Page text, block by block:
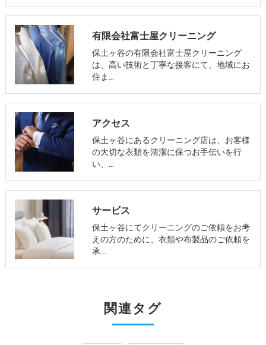
有限会社富士屋クリーニング
保土ヶ谷の有限会社富士屋クリーニング
は、高い技術と丁寧な接客にて、地域にお
住ま…
アクセス
保土ヶ谷にあるクリーニング店は、お客様
の大切な衣類を清潔に保つお手伝いを行
い、…
サービス
保土ヶ谷にてクリーニングのご依頼をお考
えの方のために、衣類や布製品のご依頼を
承…
関連タグ